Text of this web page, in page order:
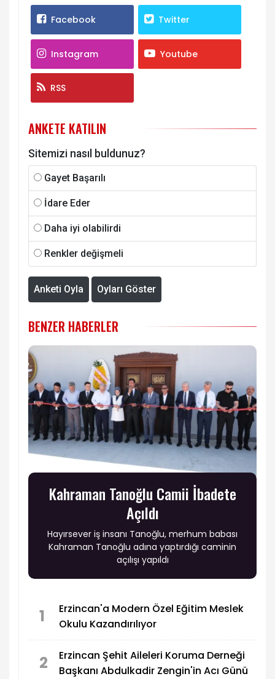
Facebook Twitter
Instagram Youtube
RSS
ANKETE KATILIN
Sitemizi nasıl buldunuz?
Gayet Başarılı
İdare Eder
Daha iyi olabilirdi
Renkler değişmeli
Anketi Oyla Oyları Göster
BENZER HABERLER
Kahraman Tanoğlu Camii İbadete
Açıldı
Hayırsever iş insanı Tanoğlu, merhum babası
Kahraman Tanoğlu adına yaptırdığı caminin
açılışı yapıldı
1
Erzincan'a Modern Özel Eğitim Meslek
Okulu Kazandırılıyor
2
Erzincan Şehit Aileleri Koruma Derneği
Başkanı Abdulkadir Zengin'in Acı Günü